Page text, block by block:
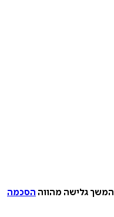
המשך גלישה מהווה הסכמה